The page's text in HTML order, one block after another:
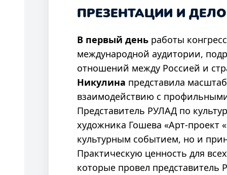
ПРЕЗЕНТАЦИИ И
В первый день работы
международной аудитории,
отношений между Россией и
Никулина представила
взаимодействию с
Представитель РУЛАД по
художника Гошева «Арт-проект
культурным событием, но и
Практическую ценность для
которые провел представитель